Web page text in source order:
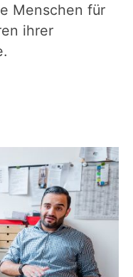
Menschen für
ihrer